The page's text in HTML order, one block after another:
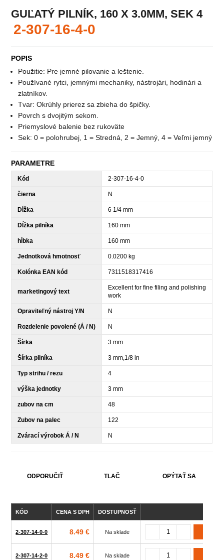
GUĽATÝ PILNÍK, 160 X 3.0MM, SEK 4
2-307-16-4-0
POPIS
Použitie: Pre jemné pilovanie a leštenie.
Používané rytci, jemnými mechaniky, nástrojári, hodinári a
zlatníkov.
Tvar: Okrúhly prierez sa zbieha do špičky.
Povrch s dvojitým sekom.
Priemyslové balenie bez rukoväte
Sek: 0 = polohrubej, 1 = Stredná, 2 = Jemný, 4 = Veľmi jemný
PARAMETRE
Kód 2-307-16-4-0
čierna N
Dĺžka 6 1/4 mm
Dĺžka pilníka 160 mm
hĺbka 160 mm
Jednotková hmotnosť 0.0200 kg
Kolónka EAN kód 7311518317416
marketingový text
Excellent for fine filing and polishing
work
Opraviteľný nástroj Y/N N
Rozdelenie povolené (Á / N) N
Šírka 3 mm
Šírka pilníka 3 mm,1/8 in
Typ strihu / rezu 4
výška jednotky 3 mm
zubov na cm 48
Zubov na palec 122
Zvárací výrobok Á / N N
ODPORUČIŤ TLAČ OPÝTAŤ SA
KÓD CENA S DPH DOSTUPNOSŤ
2-307-14-0-0 8.49 € Na sklade
2-307-14-2-0 8.49 € Na sklade